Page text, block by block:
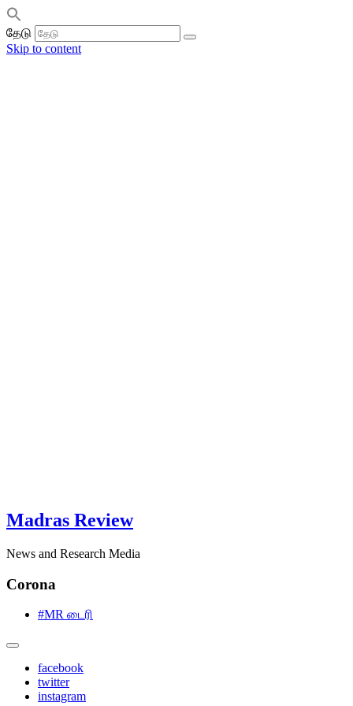
தேடு
Skip to content
Madras Review
News and Research Media
Corona
#MR டைரி
facebook
twitter
instagram